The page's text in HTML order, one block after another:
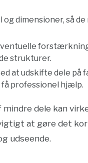
dimensioner, så de
strukturer.
at udskifte dele på
professionel hjælp.
dele kan
at gøre det
udseende.